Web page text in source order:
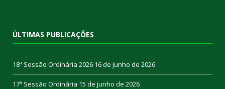
ÚLTIMAS PUBLICAÇÕES
18ª Sessão Ordinária 2026 16 de junho de 2026
17ª Sessão Ordinária 15 de junho de 2026